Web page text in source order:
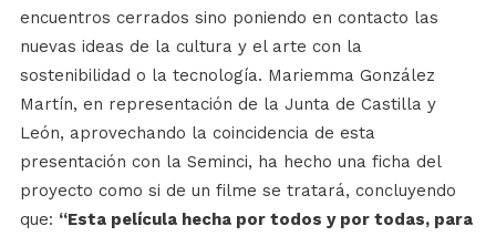
encuentros cerrados sino poniendo en contacto las
nuevas ideas de la cultura y el arte con la
sostenibilidad o la tecnología. Mariemma González
Martín, en representación de la Junta de Castilla y
León, aprovechando la coincidencia de esta
presentación con la Seminci, ha hecho una ficha del
proyecto como si de un filme se tratará, concluyendo
que: “Esta película hecha por todos y por todas, para